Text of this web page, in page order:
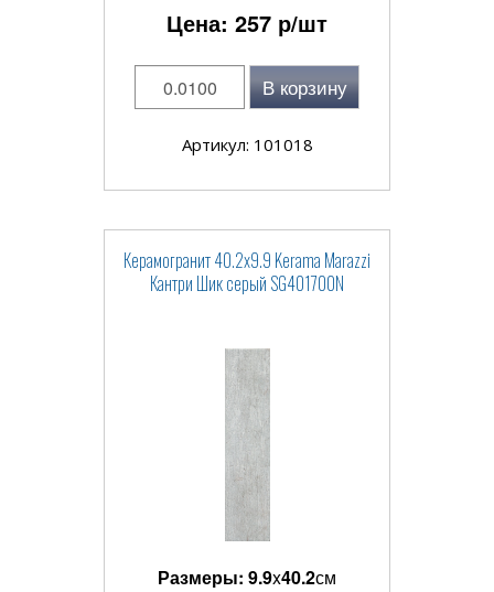
Цена: 257 р/шт
В корзину
Артикул: 101018
Керамогранит 40.2x9.9 Kerama Marazzi
Кантри Шик серый SG401700N
Размеры: 9.9x40.2см